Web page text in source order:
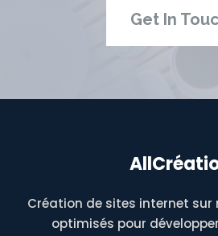
Get In
Création de sites internet sur
optimisés pour